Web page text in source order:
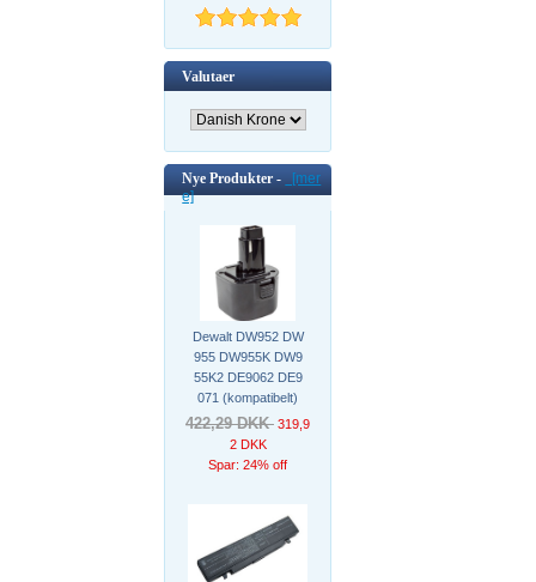
Valutaer
Nye Produkter -
[mer
e]
Dewalt DW952 DW
955 DW955K DW9
55K2 DE9062 DE9
071 (kompatibelt)
422,29 DKK 319,9
2 DKK
Spar: 24% off